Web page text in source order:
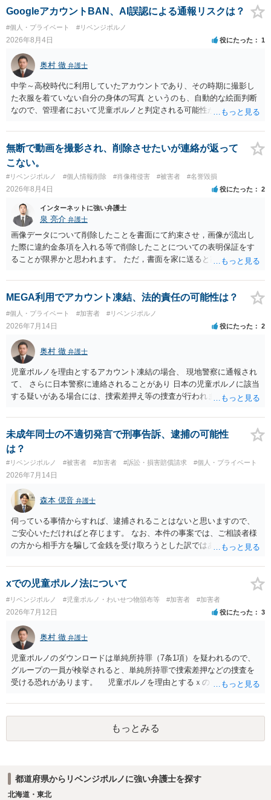
GoogleアカウントBAN、AI誤認による通報リスクは？
#個人・プライベート #リベンジポルノ
2026年8月4日 役にたった 1
奥村 徹 弁護士
中学～高校時代に利用していたアカウントであり、その時期に撮影し
た衣服を着ていない自分の身体の写真 というのも、自動的な絵面判断
なので、管理者において児童ポルノと判定される可能性があります。
無断で動画を撮影され、削除させたいが連絡が返って
こない。
#リベンジポルノ #個人情報削除 #肖像権侵害 #被害者 #名誉毀損
2026年8月4日 役にたった 2
インターネットに強い弁護士
泉 亮介 弁護士
画像データについて削除したことを書面にて約束させ，画像が流出し
た際に違約金条項を入れる等で削除したことについての表明保証をす
ることが限界かと思われます。 ただ，書面を家に送ると家族に不貞行
除等を求めることは避けたほうが良いかと思われます。
MEGA利用でアカウント凍結、法的責任の可能性は？
#個人・プライベート #加害者 #リベンジポルノ
2026年7月14日 役にたった 2
奥村 徹 弁護士
児童ポルノを理由とするアカウント凍結の場合、 現地警察に通報され
て、 さらに日本警察に連絡されることがあり 日本の児童ポルノに該当
する疑いがある場合には、捜索差押え等の捜査が行われます。 実際に
ください。
未成年同士の不適切発言で刑事告訴、逮捕の可能性
は？
#リベンジポルノ #被害者 #加害者 #訴訟・損害賠償請求 #個人・プライベート
2026年7月14日
森本 偲音 弁護士
伺っている事情からすれば、逮捕されることはないと思いますので、
ご安心いただければと存じます。 なお、本件の事案では、ご相談者様
の方から相手方を騙して金銭を受け取ろうとした訳ではありませんの
xでの児童ポルノ法について
#リベンジポルノ #児童ポルノ・わいせつ物頒布等 #加害者 #加害者
2026年7月12日 役にたった 3
奥村 徹 弁護士
児童ポルノのダウンロードは単純所持罪（7条1項）を疑われるので、
グループの一員が検挙されると、単純所持罪で捜索差押などの捜査を
受ける恐れがあります。 児童ポルノを理由とするｘのアカウント凍
は珍しくない）、これも捜索差押を受けるおそれがあります
もっとみる
都道府県からリベンジポルノに強い弁護士を探す
北海道・東北